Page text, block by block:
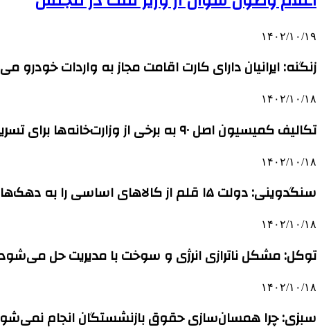
۱۴۰۲/۱۰/۱۹
زنگنه: ایرانیان دارای کارت اقامت مجاز به واردات خودرو
۱۴۰۲/۱۰/۱۸
تکالیف کمیسیون اصل ۹۰ به برخی از وزارت‌خانه‌ها برای تسریع در صدور مجوزها
۱۴۰۲/۱۰/۱۸
سنگدوینی: دولت ۱۵ قلم از کالاهای اساسی را به دهک‌های پایین جامعه اختصاص دهد
۱۴۰۲/۱۰/۱۸
توکل: مشکل ناترازی انرژی و سوخت با مدیریت حل می‌شود
۱۴۰۲/۱۰/۱۸
سبزی: چرا همسان‌سازی حقوق بازنشستگان انجام